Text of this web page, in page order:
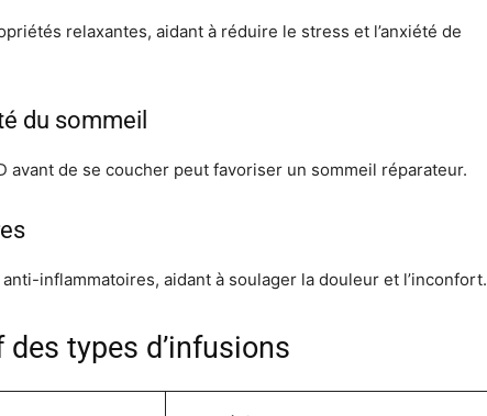
relaxantes, aidant à réduire le stress et l’anxiété de
du sommeil
avant de se coucher peut favoriser un sommeil réparateur.
inflammatoires, aidant à soulager la douleur et l’inconfort.
types d’infusions